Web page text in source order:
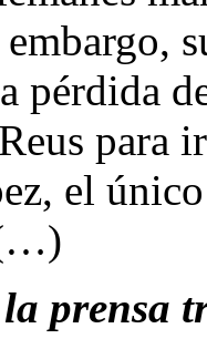
pérdida
para
el
(…)
prensa